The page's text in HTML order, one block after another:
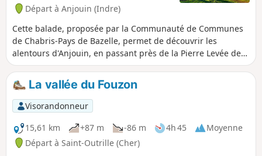
Départ à Anjouin (Indre)
Cette balade, proposée par la Communauté de Communes
de Chabris-Pays de Bazelle, permet de découvrir les
alentours d'Anjouin, en passant près de la Pierre Levée de
Bellevue, puis sur le Perry, près du Château de la Roche
pour finir par la Boulaye et les Maisons Rouges. Les
paysages sont typiques du Boischaut Nord de l'Indre.
La vallée du Fouzon
Visorandonneur
15,61 km
+87 m -86 m 4h 45
Moyenne
Départ à Saint-Outrille (Cher)